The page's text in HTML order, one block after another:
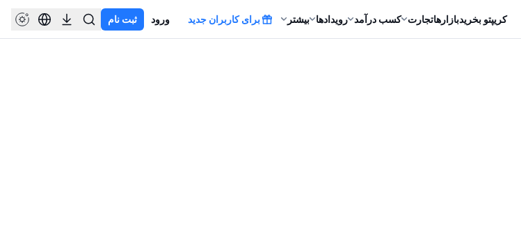
کریپتو بخریدبازارهاتجارت کسب درآمد رویدادها بیشتر برای کاربران جدید ورود ثبت نام